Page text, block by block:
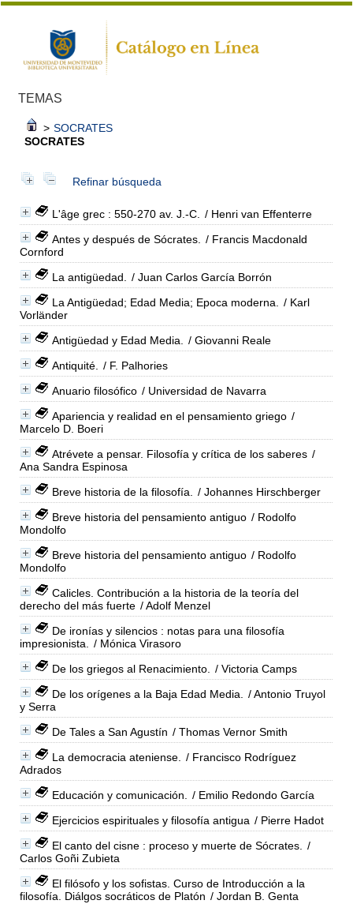
TEMAS
> SOCRATES
SOCRATES
Refinar búsqueda
L'âge grec : 550-270 av. J.-C.
/ Henri van Effenterre
Antes y después de Sócrates.
/ Francis Macdonald
Cornford
La antigüedad.
/ Juan Carlos García Borrón
La Antigüedad; Edad Media; Epoca moderna.
/ Karl
Vorländer
Antigüedad y Edad Media.
/ Giovanni Reale
Antiquité.
/ F. Palhories
Anuario filosófico / Universidad de Navarra
Apariencia y realidad en el pensamiento griego /
Marcelo D. Boeri
Atrévete a pensar. Filosofía y crítica de los saberes /
Ana Sandra Espinosa
Breve historia de la filosofía.
/ Johannes Hirschberger
Breve historia del pensamiento antiguo / Rodolfo
Mondolfo
Breve historia del pensamiento antiguo / Rodolfo
Mondolfo
Calicles. Contribución a la historia de la teoría del
derecho del más fuerte / Adolf Menzel
De ironías y silencios : notas para una filosofía
impresionista.
/ Mónica Virasoro
De los griegos al Renacimiento.
/ Victoria Camps
De los orígenes a la Baja Edad Media.
/ Antonio Truyol
y Serra
De Tales a San Agustín / Thomas Vernor Smith
La democracia ateniense.
/ Francisco Rodríguez
Adrados
Educación y comunicación.
/ Emilio Redondo García
Ejercicios espirituales y filosofía antigua / Pierre Hadot
El canto del cisne : proceso y muerte de Sócrates.
/
Carlos Goñi Zubieta
El filósofo y los sofistas. Curso de Introducción a la
filosofía. Diálgos socráticos de Platón / Jordan B. Genta